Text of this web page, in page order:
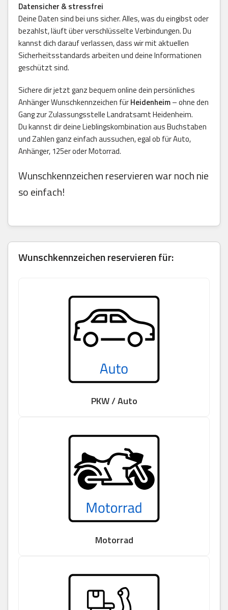
Datensicher & stressfrei
Deine Daten sind bei uns sicher. Alles, was du eingibst oder
bezahlst, läuft über verschlüsselte Verbindungen. Du
kannst dich darauf verlassen, dass wir mit aktuellen
Sicherheitsstandards arbeiten und deine Informationen
geschützt sind.
Sichere dir jetzt ganz bequem online dein persönliches
Anhänger Wunschkennzeichen fürHeidenheim– ohne den
Gang zur Zulassungsstelle Landratsamt Heidenheim.
Du kannst dir deine Lieblingskombination aus Buchstaben
und Zahlen ganz einfach aussuchen, egal ob für Auto,
Anhänger, 125er oder Motorrad.
Wunschkennzeichen reservieren war noch nie
so einfach!
Wunschkennzeichen reservieren für:
PKW / Auto
Motorrad